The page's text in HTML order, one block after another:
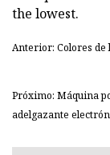
the lowest.
Anterior: Colores de
Próximo: Máquina
adelgazante